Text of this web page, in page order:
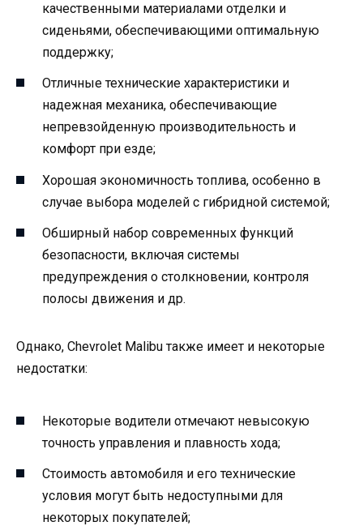
качественными материалами отделки и
сиденьями, обеспечивающими оптимальную
поддержку;
Отличные технические характеристики и
надежная механика, обеспечивающие
непревзойденную производительность и
комфорт при езде;
Хорошая экономичность топлива, особенно в
случае выбора моделей с гибридной системой;
Обширный набор современных функций
безопасности, включая системы
предупреждения о столкновении, контроля
полосы движения и др.
Однако, Chevrolet Malibu также имеет и некоторые
недостатки:
Некоторые водители отмечают невысокую
точность управления и плавность хода;
Стоимость автомобиля и его технические
условия могут быть недоступными для
некоторых покупателей;